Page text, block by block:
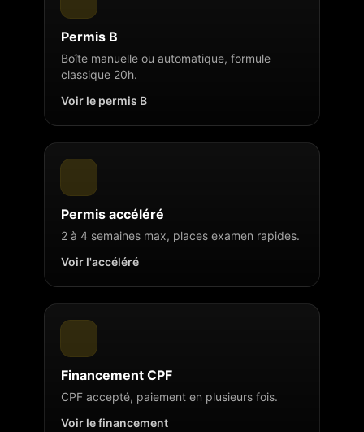
Permis B
Boîte manuelle ou automatique, formule
classique 20h.
Voir le permis B
Permis accéléré
2 à 4 semaines max, places examen rapides.
Voir l'accéléré
Financement CPF
CPF accepté, paiement en plusieurs fois.
Voir le financement